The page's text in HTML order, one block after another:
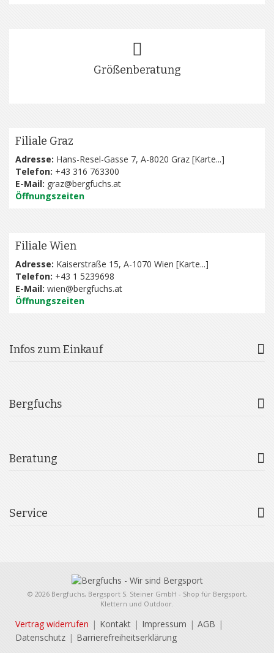
Größenberatung
Filiale Graz
Adresse: Hans-Resel-Gasse 7, A-8020 Graz [Karte...]
Telefon: +43 316 763300
E-Mail: graz@bergfuchs.at
Öffnungszeiten
Filiale Wien
Adresse: Kaiserstraße 15, A-1070 Wien [Karte...]
Telefon: +43 1 5239698
E-Mail: wien@bergfuchs.at
Öffnungszeiten
Infos zum Einkauf
Bergfuchs
Beratung
Service
© 2026 Bergfuchs, Bergsport S. Steiner GmbH - Shop für Bergsport,
Klettern und Outdoor.
Vertrag widerrufen Kontakt Impressum
AGB
Datenschutz
Barrierefreiheitserklärung